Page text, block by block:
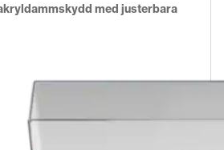
med justerbara